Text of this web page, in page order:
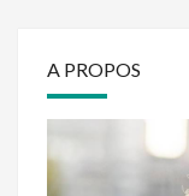
A PROPOS